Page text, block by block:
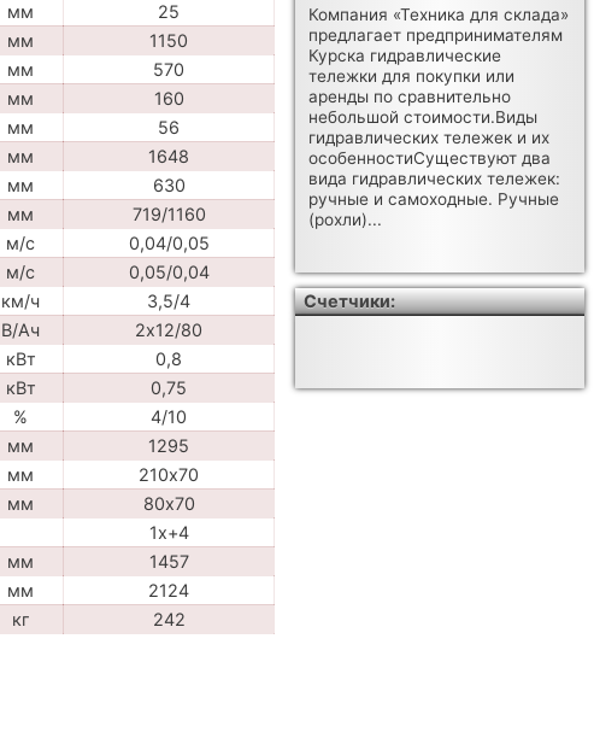
мм
25
мм
1150
мм
570
мм
160
мм
56
мм
1648
мм
630
мм
719/1160
м/с
0,04/0,05
м/с
0,05/0,04
км/ч
3,5/4
В/Ач
2х12/80
кВт
0,8
кВт
0,75
%
4/10
мм
1295
мм
210х70
мм
80х70
1х+4
мм
1457
мм
2124
кг 242
Компания «Техника для склада»
предлагает предпринимателям
Курска гидравлические
тележки для покупки или
аренды по сравнительно
небольшой стоимости.Виды
гидравлических тележек и их
особенностиСуществуют два
вида гидравлических тележек:
ручные и самоходные. Ручные
(рохли)...
Счетчики: